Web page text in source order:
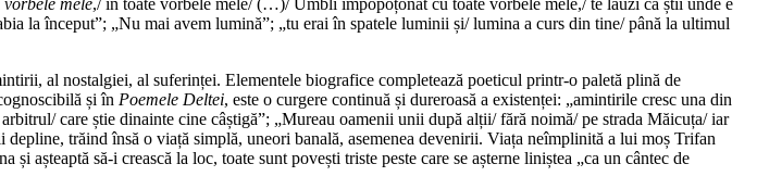
mele,/ în toate vorbele mele/ (…)/ Umbli împopoțonat cu toate vorbele mele,/ te lauzi că știi unde e
la început”; „Nu mai avem lumină”; „tu erai în spatele luminii și/ lumina a curs din tine/ până la ultimul
al nostalgiei, al suferinței. Elementele biografice completează poeticul printr-o paletă plină de
și în Poemele Deltei, este o curgere continuă și dureroasă a existenței: „amintirile cresc una din
care știe dinainte cine câștigă”; „Mureau oamenii unii după alții/ fără noimă/ pe strada Măicuța/ iar
trăind însă o viață simplă, uneori banală, asemenea devenirii. Viața neîmplinită a lui moș Trifan
așteaptă să-i crească la loc, toate sunt povești triste peste care se așterne liniștea „ca un cântec de